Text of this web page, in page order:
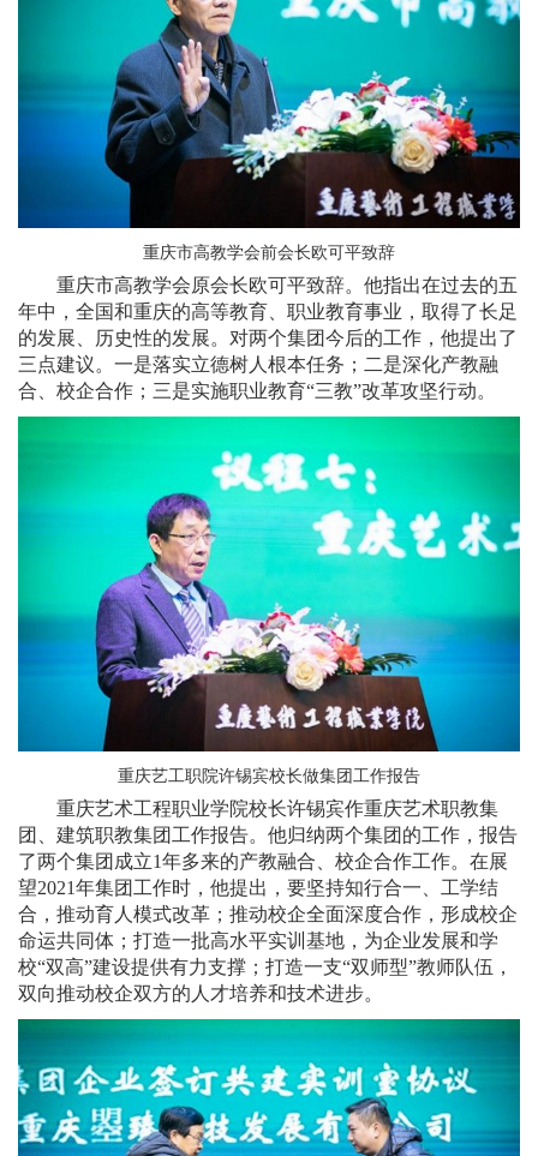
重庆市高教学会前会长欧可平致辞
重庆市高教学会原会长欧可平致辞。他指出在过去的五
年中，全国和重庆的高等教育、职业教育事业，取得了长足
的发展、历史性的发展。对两个集团今后的工作，他提出了
三点建议。一是落实立德树人根本任务；二是深化产教融
合、校企合作；三是实施职业教育“三教”改革攻坚行动。
重庆艺工职院许锡宾校长做集团工作报告
重庆艺术工程职业学院校长许锡宾作重庆艺术职教集
团、建筑职教集团工作报告。他归纳两个集团的工作，报告
了两个集团成立1年多来的产教融合、校企合作工作。在展
望2021年集团工作时，他提出，要坚持知行合一、工学结
合，推动育人模式改革；推动校企全面深度合作，形成校企
命运共同体；打造一批高水平实训基地，为企业发展和学
校“双高”建设提供有力支撑；打造一支“双师型”教师队伍，
双向推动校企双方的人才培养和技术进步。